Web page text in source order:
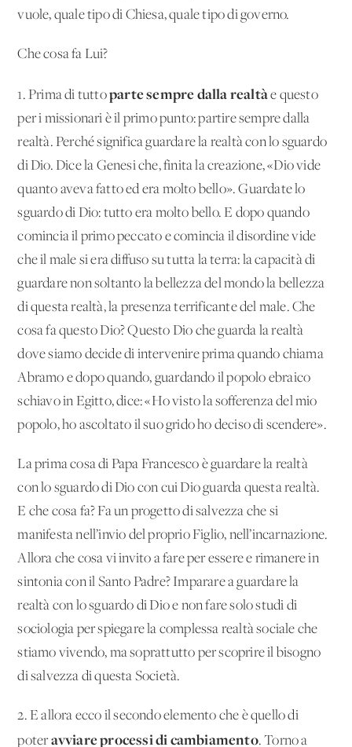
vuole, quale tipo di Chiesa, quale tipo di governo.
Che cosa fa Lui?
1. Prima di tuttoparte sempre dalla realtàe questo
per i missionari è il primo punto: partire sempre dalla
realtà. Perché significa guardare la realtà con lo sguardo
di Dio. Dice la Genesi che, finita la creazione, «Dio vide
quanto aveva fatto ed era molto bello». Guardate lo
sguardo di Dio: tutto era molto bello. E dopo quando
comincia il primo peccato e comincia il disordine vide
che il male si era diffuso su tutta la terra: la capacità di
guardare non soltanto la bellezza del mondo la bellezza
di questa realtà, la presenza terrificante del male. Che
cosa fa questo Dio? Questo Dio che guarda la realtà
dove siamo decide di intervenire prima quando chiama
Abramo e dopo quando, guardando il popolo ebraico
schiavo in Egitto, dice: «Ho visto la sofferenza del mio
popolo, ho ascoltato il suo grido ho deciso di scendere».
La prima cosa di Papa Francesco è guardare la realtà
con lo sguardo di Dio con cui Dio guarda questa realtà.
E che cosa fa? Fa un progetto di salvezza che si
manifesta nell’invio del proprio Figlio, nell’incarnazione.
Allora che cosa vi invito a fare per essere e rimanere in
sintonia con il Santo Padre? Imparare a guardare la
realtà con lo sguardo di Dio e non fare solo studi di
sociologia per spiegare la complessa realtà sociale che
stiamo vivendo, ma soprattutto per scoprire il bisogno
di salvezza di questa Società.
2. E allora ecco il secondo elemento che è quello di
poter avviare processi di cambiamento. Torno a